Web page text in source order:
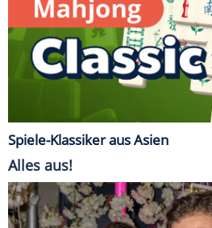
Spiele-Klassiker aus Asien
Alles aus!